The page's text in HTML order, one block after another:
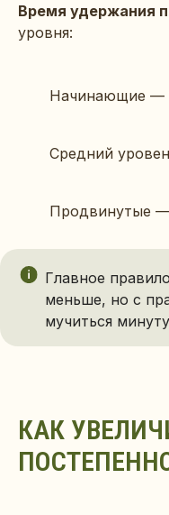
Время удержания
уровня:
Начинающие —
Средний
Продвинутые
Главное
меньше, но с
мучиться
КАК